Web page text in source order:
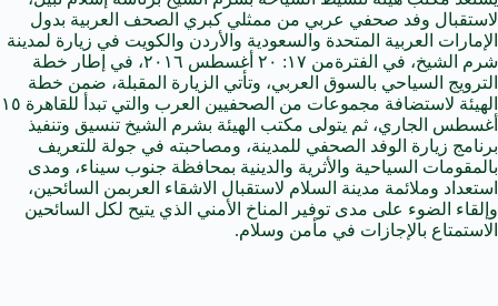
لاستقبال وفد صحفي عربي من ممثلي كبري الصحف العربية بدول
الإمارات العربية المتحدة والسعودية والأردن والكويت في زيارة لمدينة
شرم الشيخ، في الفترة
من ١٧: ٢٠ أغسطس ٢٠١٦، في إطار خطة
الترويج السياحي بالسوق العربي، وتأتي الزيارة المقبلة، ضمن خطة
الهيئة لاستضافة مجموعات من الصحفيين العرب
والتي تبدأ للقاهرة ١٥
أغسطس الجاري، ثم يتولى مكتب الهيئة بشرم الشيخ تنسيق وتنفيذ
برنامج زيارة الوفد الصحفي للمدينة، ومصاحبته في جولة للتعريف
بالمقومات السياحية والأثرية والدينية بمحافظة جنوب سيناء، ومدى
استعداد وملائمة مدينة السلام لاستقبال الاشقاء العربمن السائحين،
وإلقاء الضوء على مدى توفير المناخ الأمني الذي يتيح لكل السائحين
الاستمتاع بالإجازات في مأمن وسلام.